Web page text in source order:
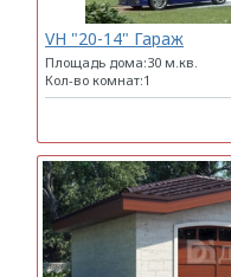
VH "20-14" Гараж
Площадь дома:30 м.кв.
Кол-во комнат:1